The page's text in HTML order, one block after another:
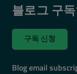
블로그 구
구독 신청
Blog email